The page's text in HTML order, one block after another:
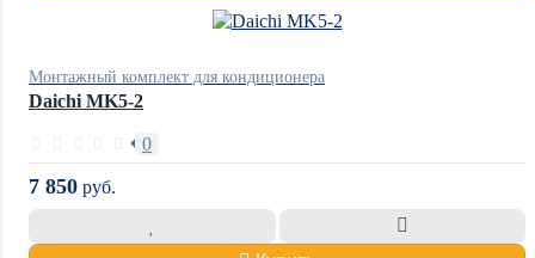
Монтажный комплект для кондиционера
Daichi MK5-2
0
7 850 руб.